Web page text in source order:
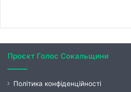
Проєкт Голос Сокальщини
Політика конфіденційності